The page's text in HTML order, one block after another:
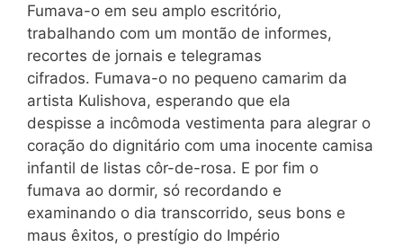
Fumava-o em seu amplo escritório,
trabalhando com um montão de informes,
recortes de jornais e telegramas
cifrados. Fumava-o no pequeno camarim da
artista Kulishova, esperando que ela
despisse a incômoda vestimenta para alegrar o
coração do dignitário com uma inocente camisa
infantil de listas côr-de-rosa. E por fim o
fumava ao dormir, só recordando e
examinando o dia transcorrido, seus bons e
maus êxitos, o prestígio do Império